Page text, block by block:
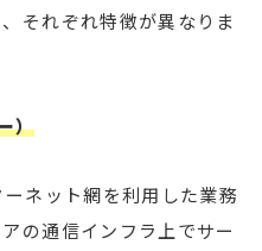
それぞれ特徴が異なりま
）
ネット網を利用した業務
の通信インフラ上でサー